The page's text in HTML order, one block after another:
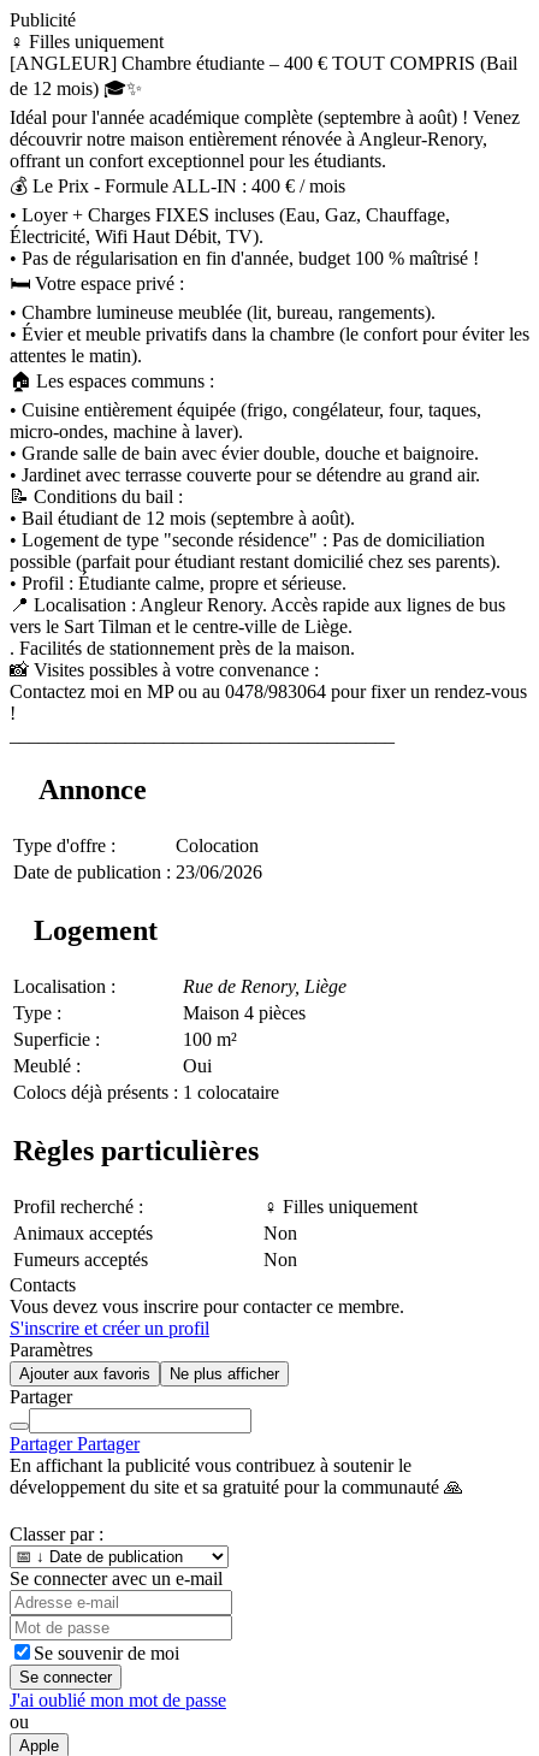
Publicité
♀️ Filles uniquement
[ANGLEUR] Chambre étudiante – 400 € TOUT COMPRIS (Bail
de 12 mois) 🎓✨
Idéal pour l'année académique complète (septembre à août) ! Venez
découvrir notre maison entièrement rénovée à Angleur-Renory,
offrant un confort exceptionnel pour les étudiants.
💰 Le Prix - Formule ALL-IN : 400 € / mois
• Loyer + Charges FIXES incluses (Eau, Gaz, Chauffage,
Électricité, Wifi Haut Débit, TV).
• Pas de régularisation en fin d'année, budget 100 % maîtrisé !
🛏️ Votre espace privé :
• Chambre lumineuse meublée (lit, bureau, rangements).
• Évier et meuble privatifs dans la chambre (le confort pour éviter les
attentes le matin).
🏠 Les espaces communs :
• Cuisine entièrement équipée (frigo, congélateur, four, taques,
micro-ondes, machine à laver).
• Grande salle de bain avec évier double, douche et baignoire.
• Jardinet avec terrasse couverte pour se détendre au grand air.
📝 Conditions du bail :
• Bail étudiant de 12 mois (septembre à août).
• Logement de type "seconde résidence" : Pas de domiciliation
possible (parfait pour étudiant restant domicilié chez ses parents).
• Profil : Étudiante calme, propre et sérieuse.
📍 Localisation : Angleur Renory. Accès rapide aux lignes de bus
vers le Sart Tilman et le centre-ville de Liège.
. Facilités de stationnement près de la maison.
📸 Visites possibles à votre convenance :
Contactez moi en MP ou au 0478/983064 pour fixer un rendez-vous
!
Annonce
Type d'offre :
Colocation
Date de publication : 23/06/2026
Logement
Localisation : Rue de Renory, Liège
Type :
Maison 4 pièces
Superficie :
100 m²
Meublé :
Oui
Colocs déjà présents : 1 colocataire
Règles particulières
Profil recherché :
♀️ Filles uniquement
Animaux acceptés
Non
Fumeurs acceptés
Non
Contacts
Vous devez vous inscrire pour contacter ce membre.
S'inscrire et créer un profil
Paramètres
Ajouter aux favoris Ne plus afficher
Partager
PartagerPartager
En affichant la publicité vous contribuez à soutenir le
développement du site et sa gratuité pour la communauté 🙏
Classer par :
Se connecter avec un e-mail
Se souvenir de moi
Se connecter
J'ai oublié mon mot de passe
ou
Apple